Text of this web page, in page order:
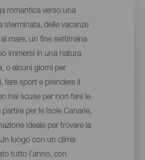
romantica verso una
sterminata, delle vacanze
al mare, un fine settimana
immersi in una natura
o alcuni giorni per
fare sport e prendere il
hai scuse per non fare le
partire per le Isole Canarie,
ideale per trovare la
luogo con un clima
tutto l’anno, con